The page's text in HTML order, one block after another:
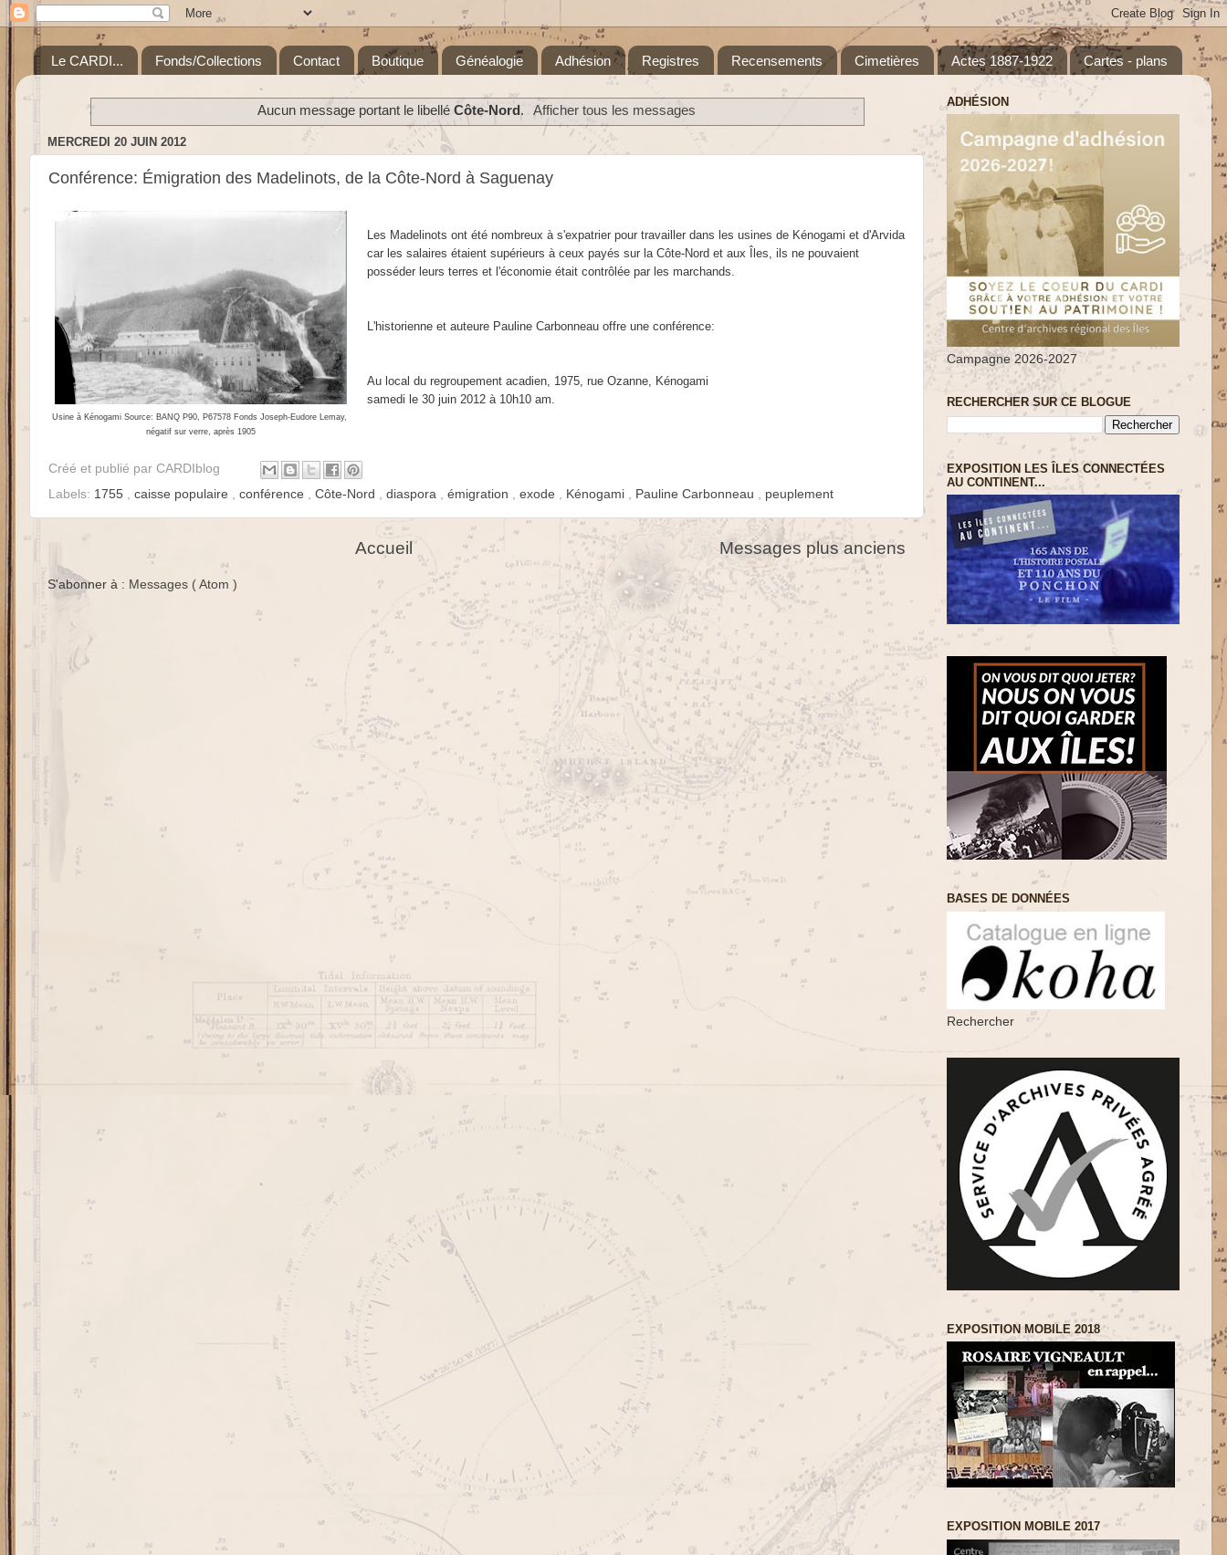
Le CARDI... Fonds/Collections Contact Boutique Généalogie Adhésion Registres Recensements Cimetières Actes 1887-1922 Cartes - plans
Aucun message portant le libelléCôte-Nord . Afficher tous les messages
MERCREDI 20 JUIN 2012
Conférence: Émigration des Madelinots, de la Côte-Nord à Saguenay
Usine à Kénogami Source: BANQ P90, P67578 Fonds Joseph-Eudore Lemay,
négatif sur verre, après 1905
Les Madelinots ont été nombreux à s'expatrier pour travailler dans les usines de Kénogami et d'Arvida
car les salaires étaient supérieurs à ceux payés sur la Côte-Nord et aux Îles, ils ne pouvaient
posséder leurs terres et l'économie était contrôlée par les marchands.
L'historienne et auteure Pauline Carbonneau offre une conférence:
Au local du regroupement acadien, 1975, rue Ozanne, Kénogami
samedi le 30 juin 2012 à 10h10 am.
Créé et publié par CARDIblog
Labels: 1755 caisse populaire conférence Côte-Nord diaspora émigration exode Kénogami Pauline Carbonneau peuplement
Messages plus anciens
Accueil
S'abonner à : Messages ( Atom )
ADHÉSION
Campagne 2026-2027
RECHERCHER SUR CE BLOGUE
EXPOSITION LES ÎLES CONNECTÉES
AU CONTINENT...
BASES DE DONNÉES
Rechercher
EXPOSITION MOBILE 2018
EXPOSITION MOBILE 2017